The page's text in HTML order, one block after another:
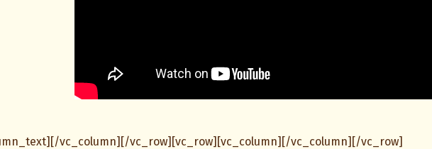
vc_column][/vc_row][vc_row][vc_column][/vc_column][/vc_row]